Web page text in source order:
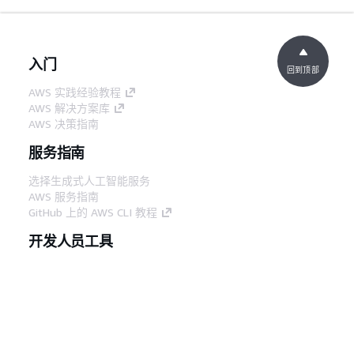
入门
AWS 实践经验教程
AWS 解决方案库
AWS 决策指南
服务指南
选择生成式人工智能服务
AWS 服务指南
GitHub 上的 AWS CLI 教程
开发人员工具
回到顶部